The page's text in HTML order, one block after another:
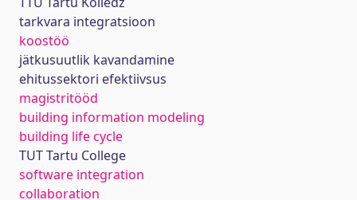
tarkvara integratsioon
koostöö
jätkusuutlik kavandamine
ehitussektori efektiivsus
magistritööd
building information modeling
building life cycle
TUT Tartu College
software integration
collaboration